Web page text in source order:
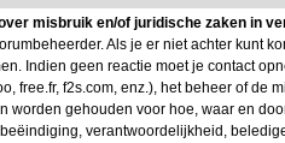
misbruik en/of juridische zaken in
Als je er niet achter kunt
Indien geen reactie moet je contact
free.fr, f2s.com, enz.), het beheer of
worden gehouden voor hoe, waar en
verantwoordelijkheid,